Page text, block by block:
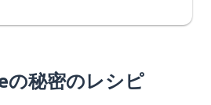
秘密のレシピ